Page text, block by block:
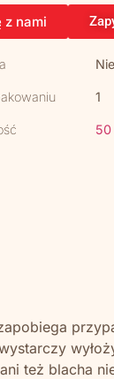
z nami
1
50
też blacha